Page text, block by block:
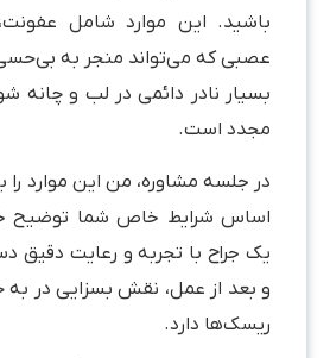
باشید. این موارد شامل
عصبی که می‌تواند منجر به
بسیار نادر دائمی در لب و چانه
مجدد است.
در جلسه مشاوره، من این موارد را
اساس شرایط خاص شما توضیح
یک جراح با تجربه و رعایت دقیق
و بعد از عمل، نقش بسزایی در به
ریسک‌ها دارد.